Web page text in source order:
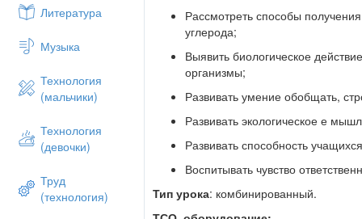
Литература
Музыка
Технология
(мальчики)
Технология
(девочки)
Труд
(технология)
Опираясь на ПСХЭ ДИМ, составьте
атома углерода в стационарном
кислородных соединений атома
Число
Тема урока: «Оксиды углерода»
Рассмотреть способы
углерода;
Выявить биологическое
организмы;
Развивать умение обобщать,
Развивать экологическое е
Развивать способность
Воспитывать чувство
Тип урока: комбинированный.